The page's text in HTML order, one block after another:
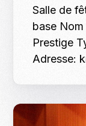
Salle de
base
Prestige
Adresse: